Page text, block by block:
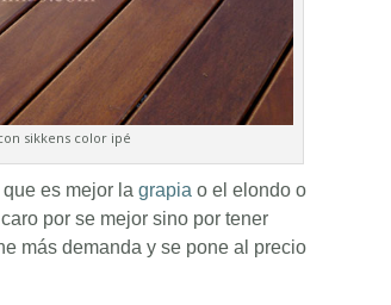
sikkens color ipé
es mejor la grapia o el elondo o
por se mejor sino por tener
más demanda y se pone al precio